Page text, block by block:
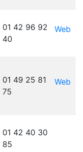
01 42 96 92
40
Web
01 49 25 81
75
Web
01 42 40 30
85